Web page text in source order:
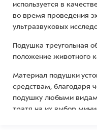
используется в
во время проведения
ультразвуковых
Подушка треугольная
положение животного
Материал подушки
средствам, благодаря
подушку любыми
тратя на их выбор